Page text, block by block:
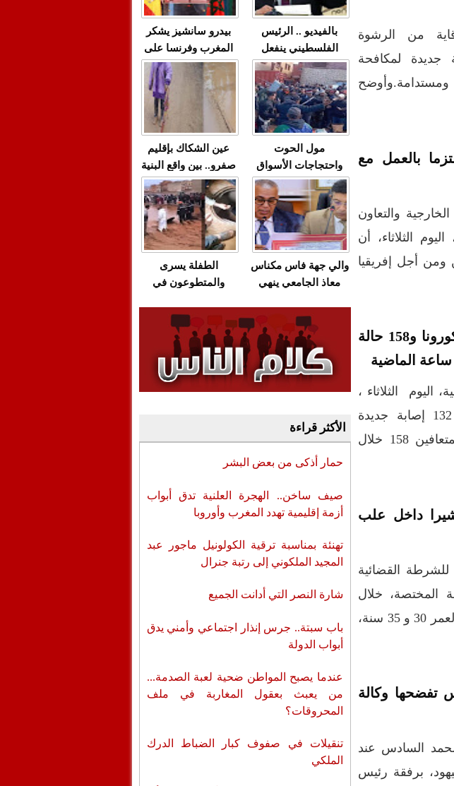
من الرشوة
جديدة لمكافحة
ومستدامة.وأوضح
بالعمل مع
والتعاون
الثلاثاء، أن
ومن أجل إفريقيا
تسجيل 132 حالة إصابة بفيروس كورونا و158 حالة
اليوم الثلاثاء ،
أنه تم تسجيل حالة وفاة واحدة و 132 إصابة جديدة
بفيروس (كوفيد-19)، فيما بلغ عدد المتعافين 158 خلال
داخل علب
للشرطة القضائية
المختصة، خلال
الأسبوع المنصرم شقيقين، يبلغان من العمر 30 و 35 سنة،
تفضحها وكالة
السادس عند
برفقة رئيس
بيدرو سانشيز يشكر
المغرب وفرنسا على
استعادة الكهرباء عقب
انقطاعه في شبه
الجزيرة الإيبيرية
بالفيديو .. الرئيس
الفلسطيني ينفعل
ويهاجم حماس بألفاظ
قاسية على الهواء
عين الشكاك بإقليم
صفرو.. بين واقع البنية
التحتية المهترئة
والحملات الانتخابية
المبكرة(فيديو)
مول الحوت
واحتجاجات الأسواق
الأسبوعية/الاحتقان
الصامت والتراشق
بـ"الصناديق"/أخنوش
يرد بالصمت المريب
الطفلة يسرى
والمتطوعون في
وقنوات صرف صحي
تقتل والمحاسبة يجب
أن تطال المسؤولين
والي جهة فاس مكناس
معاذ الجامعي ينهي
والعمال مع شركة
سيتي باص + وثيقة
وفيديو
الأكثر قراءة
حمار أذكى من بعض البشر
صيف ساخن.. الهجرة العلنية تدق أبواب
أزمة إقليمية تهدد المغرب وأوروبا
تهنئة بمناسبة ترقية الكولونيل ماجور عبد
المجيد الملكوني إلى رتبة جنرال
شارة النصر التي أدانت الجميع
باب سبتة.. جرس إنذار اجتماعي وأمني يدق
أبواب الدولة
عندما يصبح المواطن ضحية لعبة الصدمة...
من يعبث بعقول المغاربة في ملف
المحروقات؟
تنقيلات في صفوف كبار الضباط الدرك
الملكي